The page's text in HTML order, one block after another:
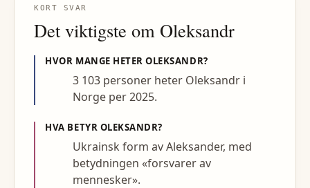
KORT SVAR
Det viktigste om Oleksandr
HVOR MANGE HETEROLEKSANDR?
3 103 personer heter Oleksandr i
Norge per 2025.
HVA BETYR OLEKSANDR?
Ukrainsk form av Aleksander, med
betydningen «forsvarer av
mennesker».